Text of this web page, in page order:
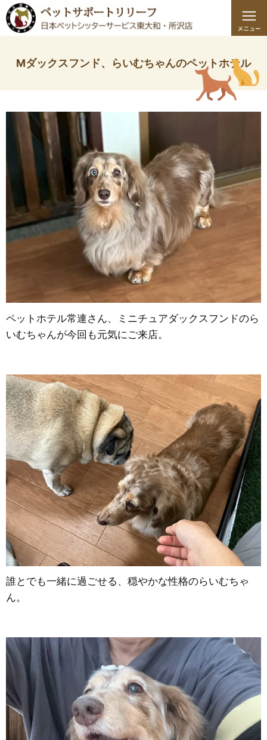
Mダックスフンド、らいむちゃんのペットホテル
ペットホテル常連さん、ミニチュアダックスフンドのら
いむちゃんが今回も元気にご来店。
誰とでも一緒に過ごせる、穏やかな性格のらいむちゃ
ん。